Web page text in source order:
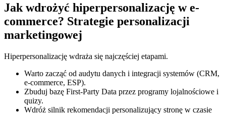
Jak wdrożyć hiperpersonalizację w e-
commerce? Strategie personalizacji
marketingowej
Hiperpersonalizację wdraża się najczęściej etapami.
Warto zacząć od audytu danych i integracji systemów (CRM,
e-commerce, ESP).
Zbuduj bazę First-Party Data przez programy lojalnościowe i
quizy.
Wdróż silnik rekomendacji personalizujący stronę w czasie